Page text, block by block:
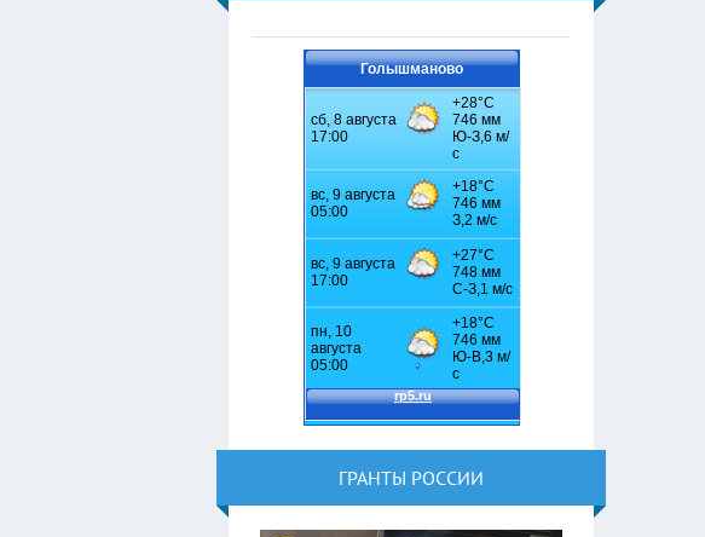
Голышманово
ГРАНТЫ РОССИИ